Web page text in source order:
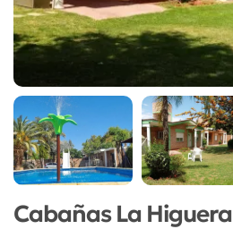
Cabañas La Higuera